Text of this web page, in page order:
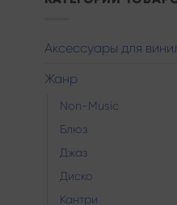
Аксессуары для
Жанр
Non-Music
Блюз
Джаз
Диско
Кантри